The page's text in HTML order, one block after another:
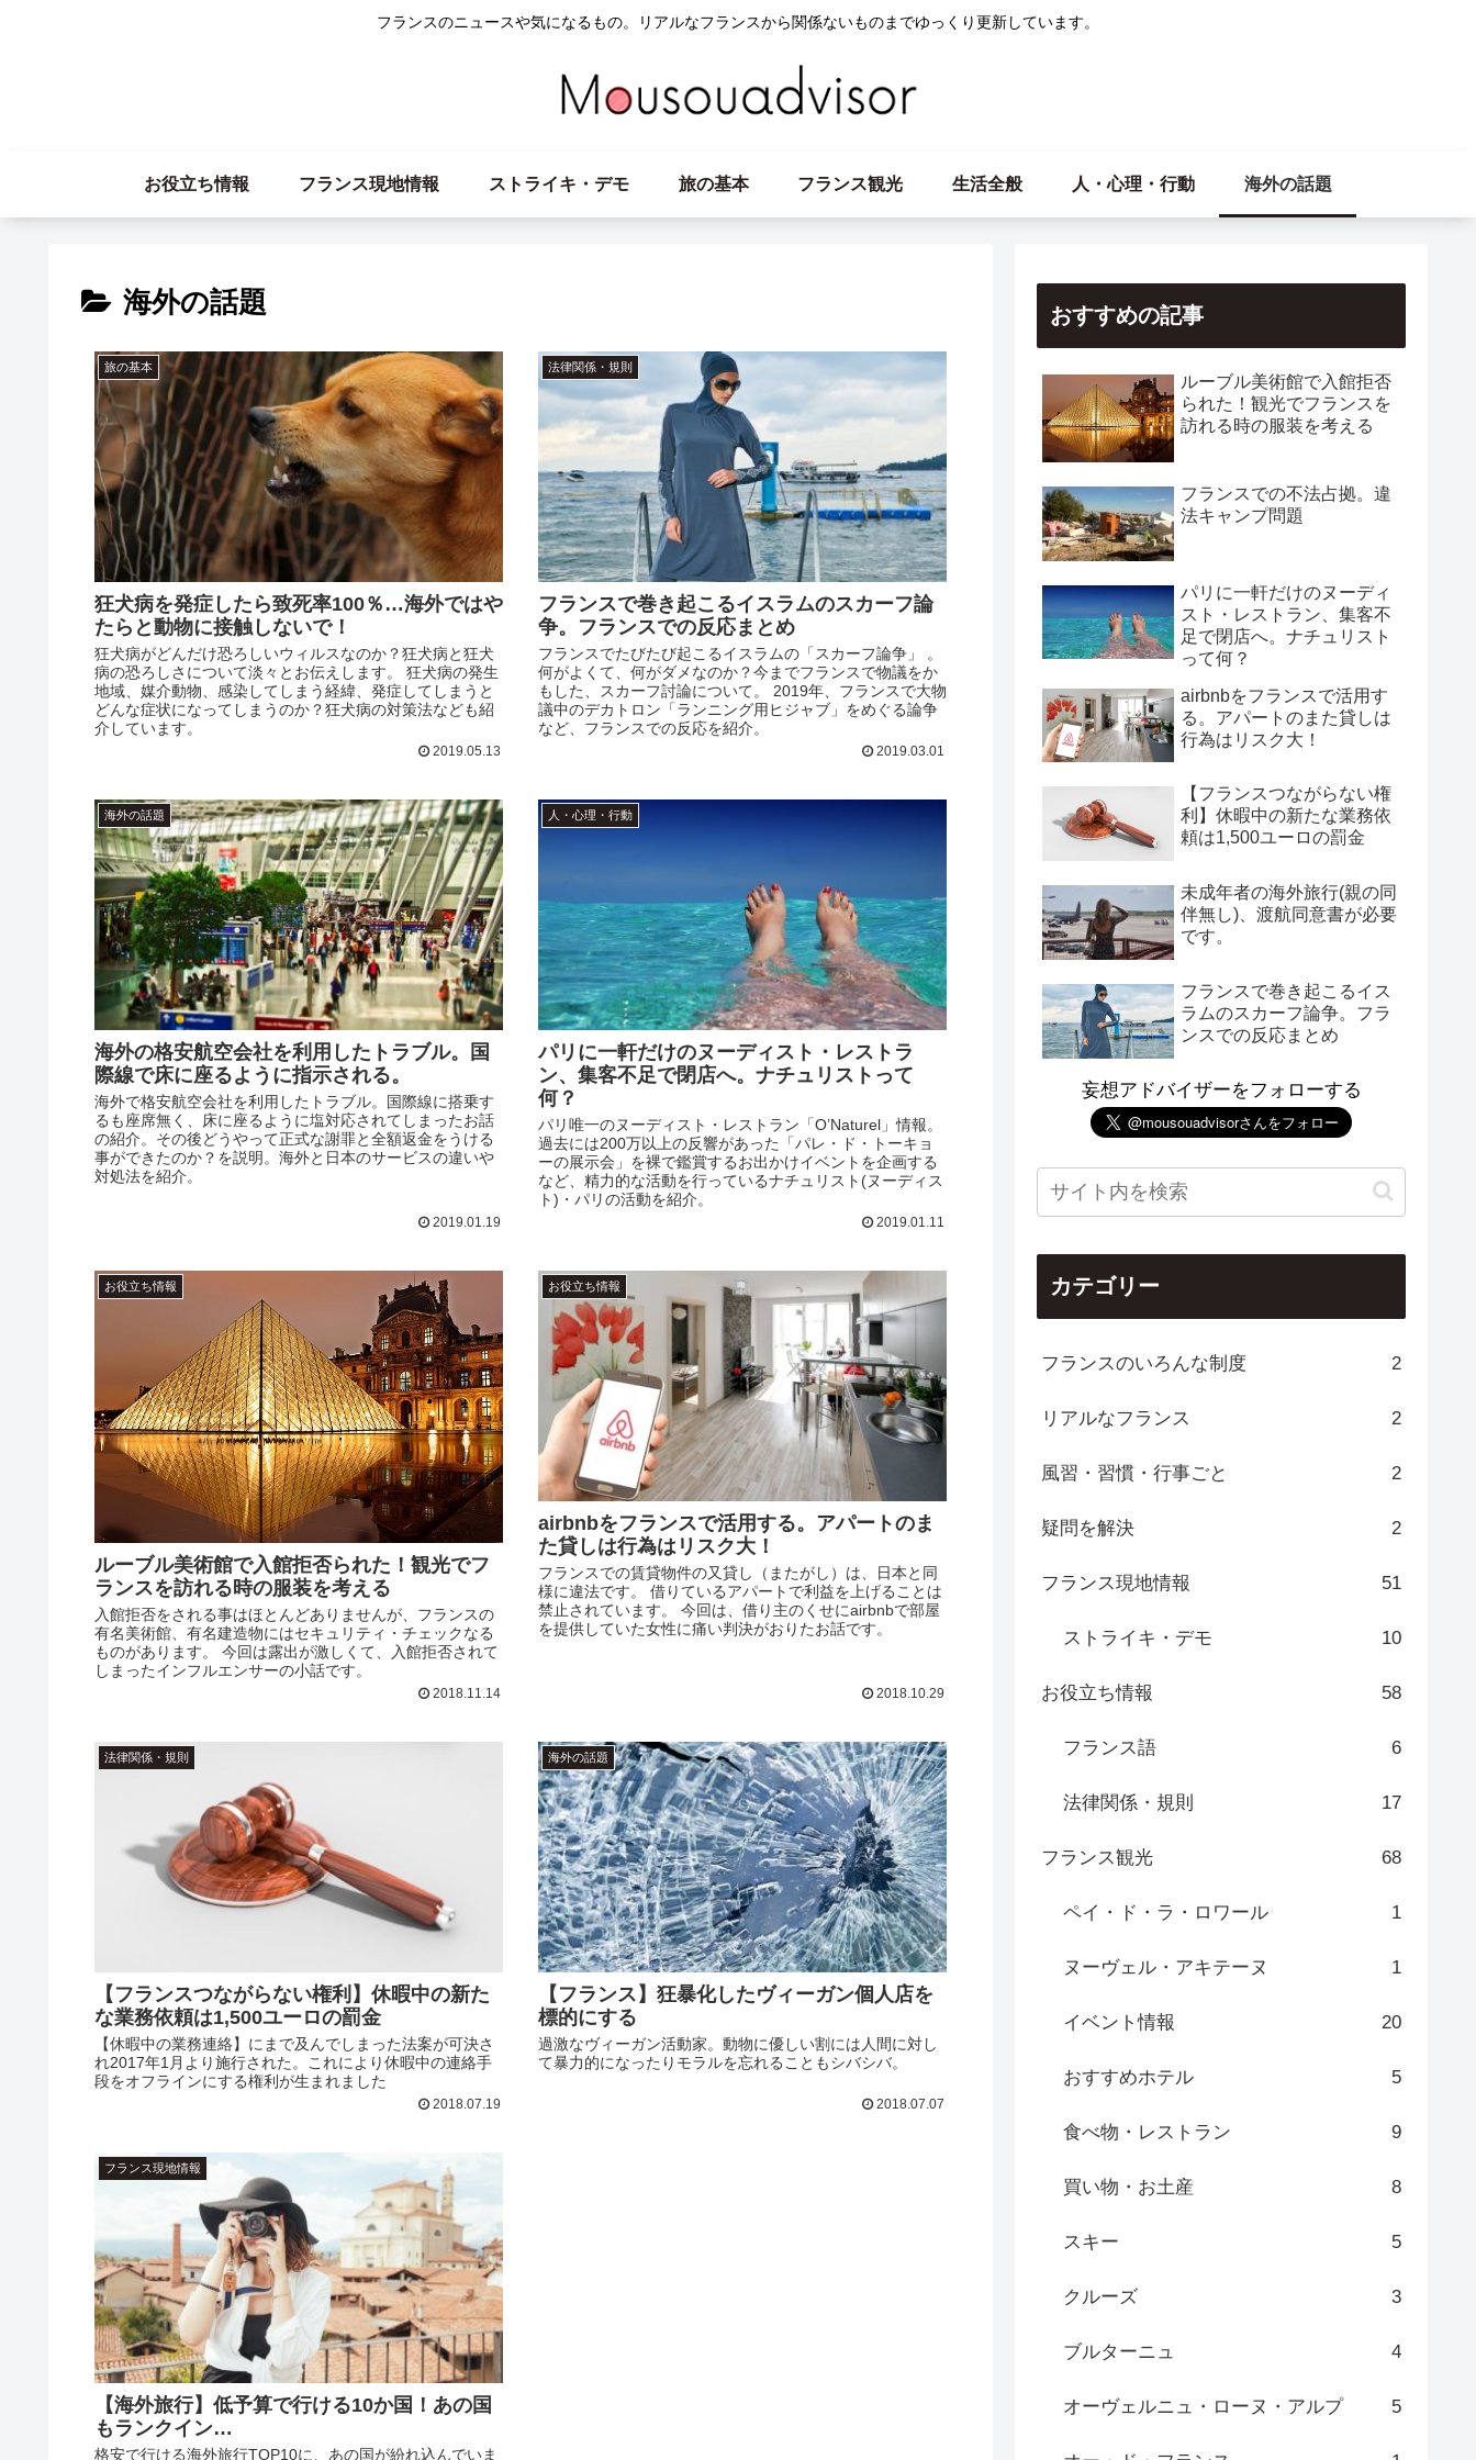
フランスのニュースや気になるもの。リアルなフランスから関係ないものまでゆっくり更新しています。
お役立ち情報 フランス現地情報 ストライキ・デモ 旅の基本 フランス観光 生活全般 人・心理・行動 海外の話題
海外の話題
旅の基本
狂犬病を発症したら致死率100％…海外ではや
たらと動物に接触しないで！
狂犬病がどんだけ恐ろしいウィルスなのか？狂犬病と狂犬
病の恐ろしさについて淡々とお伝えします。 狂犬病の発生
地域、媒介動物、感染してしまう経緯、発症してしまうと
どんな症状になってしまうのか？狂犬病の対策法なども紹
介しています。
2019.05.13
法律関係・規則
フランスで巻き起こるイスラムのスカーフ論
争。フランスでの反応まとめ
フランスでたびたび起こるイスラムの「スカーフ論争」 。
何がよくて、何がダメなのか？今までフランスで物議をか
もした、スカーフ討論について。 2019年、フランスで大物
議中のデカトロン「ランニング用ヒジャブ」をめぐる論争
など、フランスでの反応を紹介。
2019.03.01
海外の話題
海外の格安航空会社を利用したトラブル。国
際線で床に座るように指示される。
海外で格安航空会社を利用したトラブル。国際線に搭乗す
るも座席無く、床に座るように塩対応されてしまったお話
の紹介。その後どうやって正式な謝罪と全額返金をうける
事ができたのか？を説明。海外と日本のサービスの違いや
対処法を紹介。
2019.01.19
人・心理・行動
パリに一軒だけのヌーディスト・レストラ
ン、集客不足で閉店へ。ナチュリストって
何？
パリ唯一のヌーディスト・レストラン「O’Naturel」情報。
過去には200万以上の反響があった「パレ・ド・トーキョ
ーの展示会」を裸で鑑賞するお出かけイベントを企画する
など、精力的な活動を行っているナチュリスト(ヌーディス
ト)・パリの活動を紹介。
2019.01.11
お役立ち情報
ルーブル美術館で入館拒否られた！観光でフ
ランスを訪れる時の服装を考える
入館拒否をされる事はほとんどありませんが、フランスの
有名美術館、有名建造物にはセキュリティ・チェックなる
ものがあります。 今回は露出が激しくて、入館拒否されて
しまったインフルエンサーの小話です。
2018.11.14
お役立ち情報
airbnbをフランスで活用する。アパートのま
た貸しは行為はリスク大！
フランスでの賃貸物件の又貸し（またがし）は、日本と同
様に違法です。 借りているアパートで利益を上げることは
禁止されています。 今回は、借り主のくせにairbnbで部屋
を提供していた女性に痛い判決がおりたお話です。
2018.10.29
法律関係・規則
【フランスつながらない権利】休暇中の新た
な業務依頼は1,500ユーロの罰金
【休暇中の業務連絡】にまで及んでしまった法案が可決さ
れ2017年1月より施行された。これにより休暇中の連絡手
段をオフラインにする権利が生まれました
2018.07.19
海外の話題
【フランス】狂暴化したヴィーガン個人店を
標的にする
過激なヴィーガン活動家。動物に優しい割には人間に対し
て暴力的になったりモラルを忘れることもシバシバ。
2018.07.07
フランス現地情報
【海外旅行】低予算で行ける10か国！あの国
もランクイン…
格安で行ける海外旅行TOP10に、あの国が紛れ込んでいま
おすすめの記事
ルーブル美術館で入館拒否
られた！観光でフランスを
訪れる時の服装を考える
フランスでの不法占拠。違
法キャンプ問題
パリに一軒だけのヌーディ
スト・レストラン、集客不
足で閉店へ。ナチュリスト
って何？
airbnbをフランスで活用す
る。アパートのまた貸しは
行為はリスク大！
【フランスつながらない権
利】休暇中の新たな業務依
頼は1,500ユーロの罰金
未成年者の海外旅行(親の同
伴無し)、渡航同意書が必要
です。
フランスで巻き起こるイス
ラムのスカーフ論争。フラ
ンスでの反応まとめ
妄想アドバイザーをフォローする
カテゴリー
フランスのいろんな制度 2
リアルなフランス 2
風習・習慣・行事ごと 2
疑問を解決 2
フランス現地情報 51
ストライキ・デモ 10
お役立ち情報 58
フランス語 6
法律関係・規則 17
フランス観光 68
ペイ・ド・ラ・ロワール 1
ヌーヴェル・アキテーヌ 1
イベント情報 20
おすすめホテル 5
食べ物・レストラン 9
買い物・お土産 8
スキー 5
クルーズ 3
ブルターニュ 4
オーヴェルニュ・ローヌ・アルプ 5